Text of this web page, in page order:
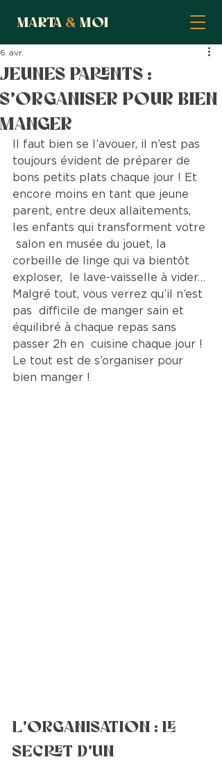
Marta & moi
Jeunes parents :
s’organiser pour bien
manger
6 avr.
Il faut bien se l’avouer, il n’est pas
toujours évident de préparer de
bons petits plats chaque jour ! Et
encore moins en tant que jeune
parent, entre deux allaitements,
les enfants qui transforment votre
salon en musée du jouet, la
corbeille de linge qui va bientôt
exploser,  le lave-vaisselle à vider…
Malgré tout, vous verrez qu’il n’est
pas  difficile de manger sain et
équilibré à chaque repas sans
passer 2h en  cuisine chaque jour !
Le tout est de s’organiser pour
bien manger !
L’organisation : le
secret d’un